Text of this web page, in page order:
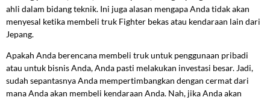
ahli dalam bidang teknik. Ini juga alasan mengapa Anda tidak akan
menyesal ketika membeli truk Fighter bekas atau kendaraan lain dari
Jepang.
Apakah Anda berencana membeli truk untuk penggunaan pribadi
atau untuk bisnis Anda, Anda pasti melakukan investasi besar. Jadi,
sudah sepantasnya Anda mempertimbangkan dengan cermat dari
mana Anda akan membeli kendaraan Anda. Nah, jika Anda akan